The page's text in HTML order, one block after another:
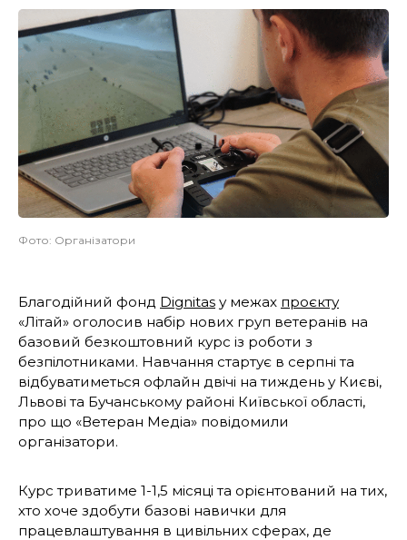
Фото: Організатори
Благодійний фонд Dignitas у межах проєкту
«Літай» оголосив набір нових груп ветеранів на
базовий безкоштовний курс із роботи з
безпілотниками. Навчання стартує в серпні та
відбуватиметься офлайн двічі на тиждень у Києві,
Львові та Бучанському районі Київської області,
про що «Ветеран Медіа» повідомили
організатори.
Курс триватиме 1-1,5 місяці та орієнтований на тих,
хто хоче здобути базові навички для
працевлаштування в цивільних сферах, де